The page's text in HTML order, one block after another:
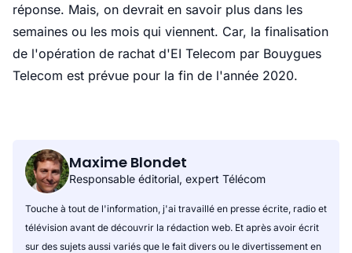
réponse. Mais, on devrait en savoir plus dans les
semaines ou les mois qui viennent. Car, la finalisation
de l'opération de rachat d'EI Telecom par Bouygues
Telecom est prévue pour la fin de l'année 2020.
Maxime Blondet
Responsable éditorial, expert Télécom
Touche à tout de l'information, j'ai travaillé en presse écrite, radio et
télévision avant de découvrir la rédaction web. Et après avoir écrit
sur des sujets aussi variés que le fait divers ou le divertissement en